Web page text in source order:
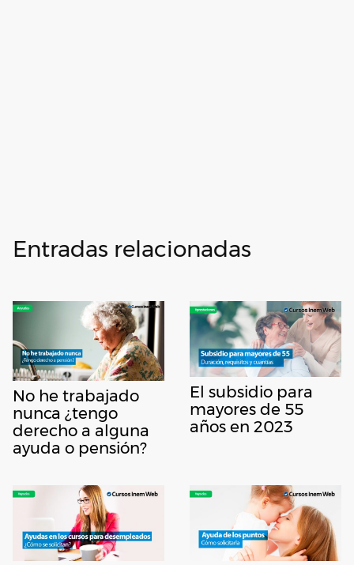
Entradas relacionadas
No he trabajado
nunca ¿tengo
derecho a alguna
ayuda o pensión?
El subsidio para
mayores de 55
años en 2023